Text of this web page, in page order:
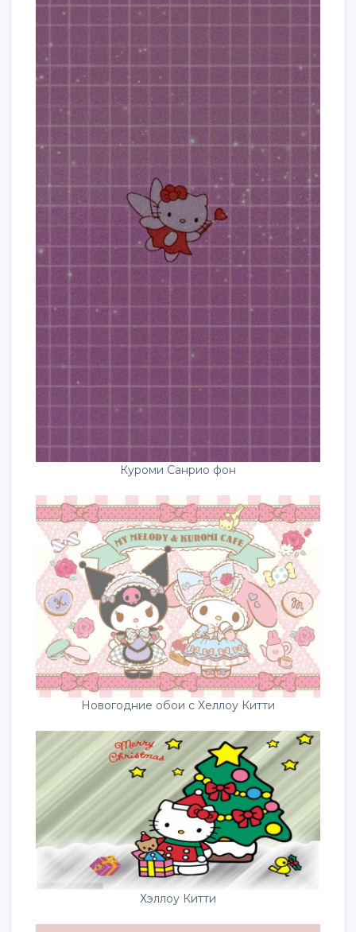
Куроми Санрио фон
Новогодние обои с Хеллоу Китти
Хэллоу Китти